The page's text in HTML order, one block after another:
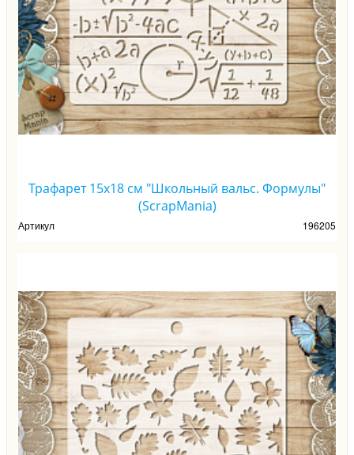
Трафарет 15х18 см "Школьный вальс. Формулы"
(ScrapMania)
Артикул 196205